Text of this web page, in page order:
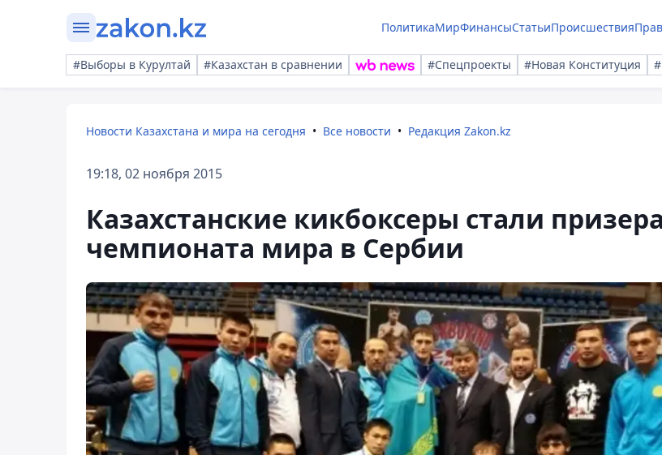
ПолитикаМирФинансыСтатьиПроисшествия
#Выборы в Курултай #Казахстан в сравнении #Спецпроекты #Новая Конституция
Новости Казахстана и мира на сегодня Все новости Редакция Zakon.kz
19:18, 02 ноября 2015
Казахстанские кикбоксеры стали
чемпионата мира в Сербии